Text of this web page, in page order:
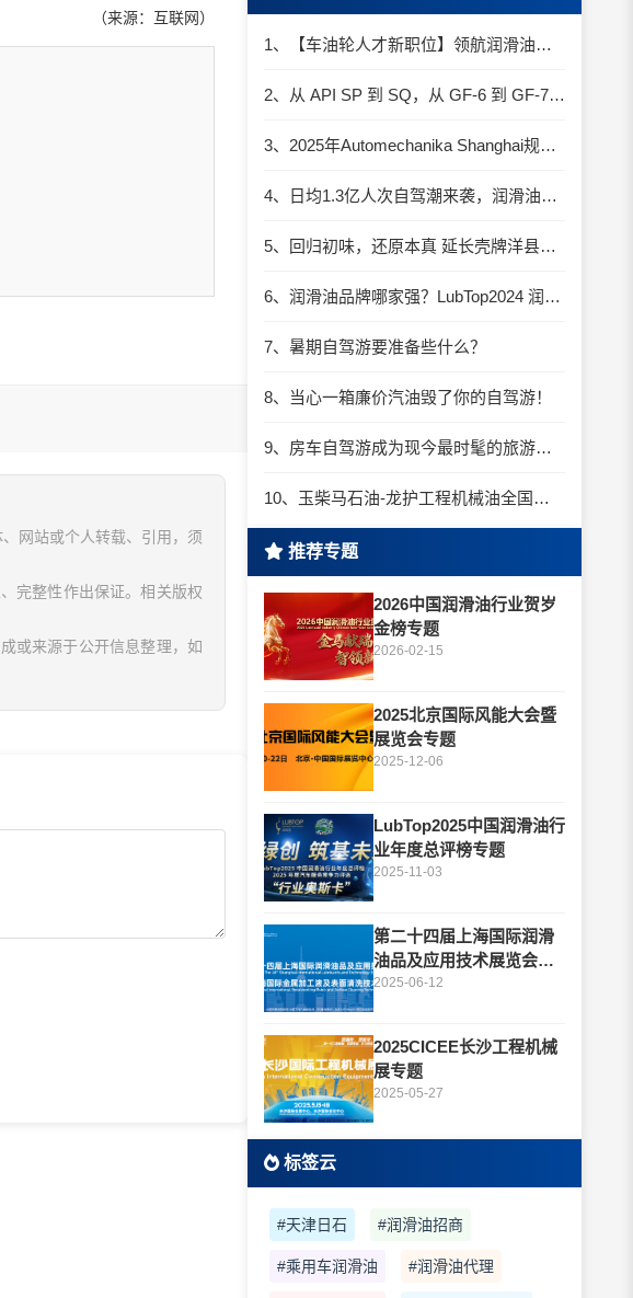
（来源：互联网）
网站或个人转载、引用，须
完整性作出保证。相关版权
或来源于公开信息整理，如
1、【车油轮人才新职位】领航润滑油优质职位招聘
2、从 API SP 到 SQ，从 GF-6 到 GF-7：润滑油技术壁垒再升高，你准备好了吗？
3、2025年Automechanika Shanghai规模再度扩大：首次启用国家会展中心（上海）全部15个展馆
4、日均1.3亿人次自驾潮来袭，润滑油行业解锁增长新密码​
5、回归初味，还原本真 延长壳牌洋县踏春自驾游
6、润滑油品牌哪家强？LubTop2024 润滑油总评榜荣耀张榜
7、暑期自驾游要准备些什么？
8、当心一箱廉价汽油毁了你的自驾游！
9、房车自驾游成为现今最时髦的旅游方式
10、玉柴马石油-龙护工程机械油全国招商丨卓越的品质，专业的品牌！
推荐专题
2026中国润滑油行业贺岁
金榜专题
2026-02-15
2025北京国际风能大会暨
展览会专题
2025-12-06
LubTop2025中国润滑油行
业年度总评榜专题
2025-11-03
第二十四届上海国际润滑
油品及应用技术展览会专
题
2025-06-12
2025CICEE长沙工程机械
展专题
2025-05-27
标签云
#天津日石 #润滑油招商
#乘用车润滑油 #润滑油代理